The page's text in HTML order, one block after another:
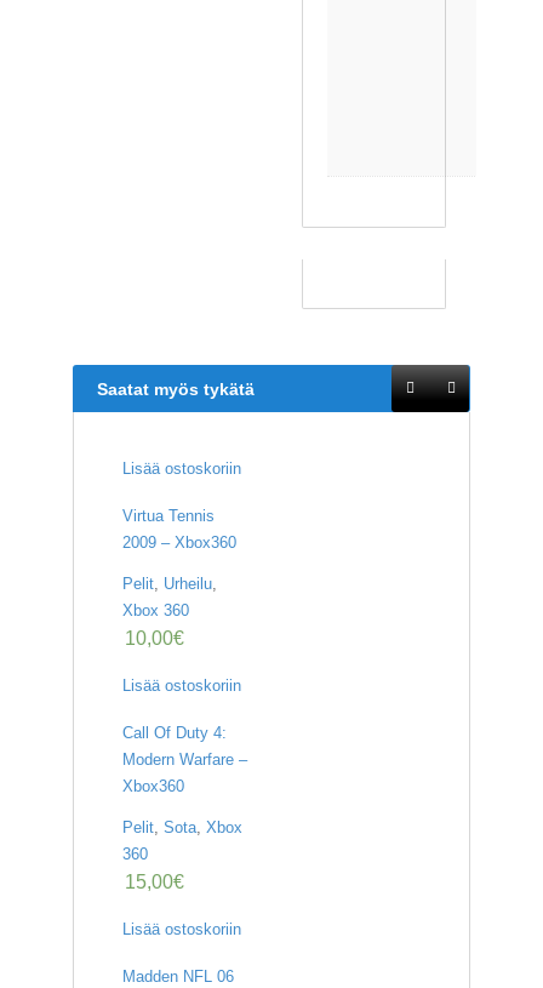
Saatat myös tykätä
Lisää ostoskoriin
Virtua Tennis
2009 – Xbox360
Pelit, Urheilu,
Xbox 360
10,00€
Lisää ostoskoriin
Call Of Duty 4:
Modern Warfare –
Xbox360
Pelit, Sota, Xbox
360
15,00€
Lisää ostoskoriin
Madden NFL 06